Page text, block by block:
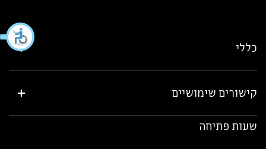
כללי
קישורים שימושיים
שעות פתיחה